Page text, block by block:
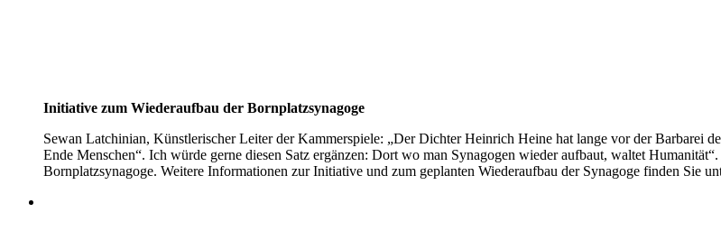
Initiative zum Wiederaufbau der Bornplatzsynagoge
Sewan Latchinian, Künstlerischer Leiter der Kammerspiele: „Der Dichter Heinrich Heine hat lange vor der Barbarei
Ende Menschen“. Ich würde gerne diesen Satz ergänzen: Dort wo man Synagogen wieder aufbaut, waltet
Bornplatzsynagoge. Weitere Informationen zur Initiative und zum geplanten Wiederaufbau der Synagoge finden Sie